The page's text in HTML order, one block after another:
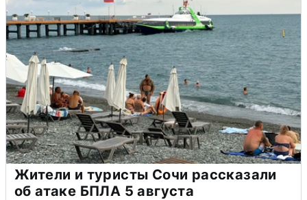
Жители и туристы Сочи рассказали
об атаке БПЛА 5 августа